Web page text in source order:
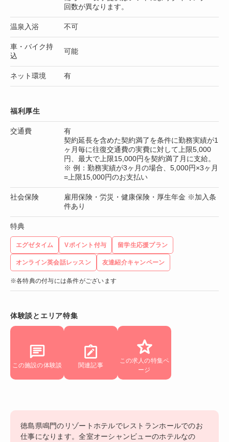
回数が異なります。
温泉入浴 不可
車・バイク持
込
可能
ネット環境 有
福利厚生
交通費
有
契約延長を含めた契約満了を条件に勤務実績が1
ヶ月毎に往復交通費の実費に対して上限5,000
円、最大で上限15,000円を契約満了月に支給。
※ 例：勤務実績が3ヶ月の場合、5,000円×3ヶ月
=上限15,000円のお支払い
社会保険
雇用保険・労災・健康保険・厚生年金 ※加入条
件あり
特典
エグゼタイム Vポイント付与 留学生応援プラン
オンライン英会話レッスン 友達紹介キャンペーン
※各特典の付与には条件がございます
体験談とエリア特集
この施設の体験談 関連記事
この求人の特集ペ
ージ
徳島県鳴門のリゾートホテルでレストランホールでのお
仕事になります。全室オーシャンビューのホテルなの